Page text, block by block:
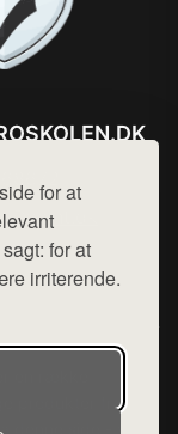
for at
for at
irriterende.
og privatlivspolitik
en række
produkter fra
denne side - vi